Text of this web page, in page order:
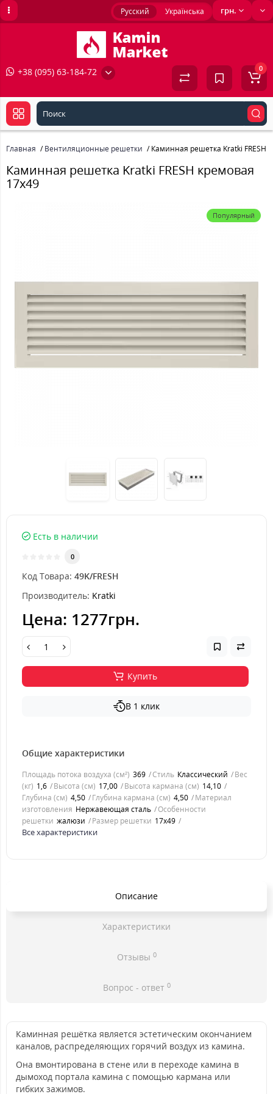
грн.
Русский Українська
+38 (095) 63-184-72 0
Главная Вентиляционные решетки Каминная решетка Kratki FRESH
Каминная решетка Kratki FRESH кремовая
17x49
Популярный
Есть в наличии
0
Код Товара: 49K/FRESH
Производитель: Kratki
Цена: 1277грн.
Купить
В 1 клик
Общие характеристики
Площадь потока воздуха (см²) 369 Стиль Классический
Вес
(кг) 1,6 Высота (см) 17,00 Высота кармана (см) 14,10
Глубина (см) 4,50 Глубина кармана (см) 4,50
Материал
изготовления Нержавеющая сталь
Особенности
решетки жалюзи Размер решетки 17x49
Все характеристики
Описание
Характеристики
Отзывы 0
Вопрос - ответ 0
Каминная решётка является эстетическим окончанием
каналов, распределяющих горячий воздух из камина.
Она вмонтирована в стене или в переходе камина в
дымоход портала камина с помощью кармана или
гибких зажимов.